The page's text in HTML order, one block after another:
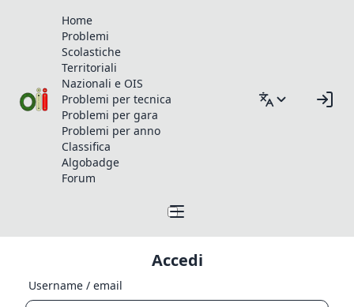
Home
Problemi
Scolastiche
Territoriali
Nazionali e OIS
Problemi per tecnica
Problemi per gara
Problemi per anno
Classifica
Algobadge
Forum
Accedi
Username / email